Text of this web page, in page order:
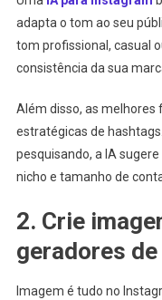
adapta o tom ao seu
tom profissional, casual
consistência da sua
Além disso, as
estratégicas de
pesquisando, a IA
nicho e tamanho de
2. Crie
geradores
Imagem é tudo no